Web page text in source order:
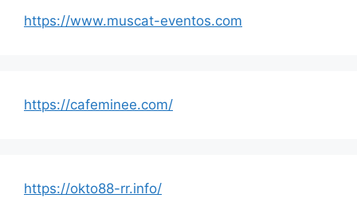
https://www.muscat-eventos.com
https://cafeminee.com/
https://okto88-rr.info/